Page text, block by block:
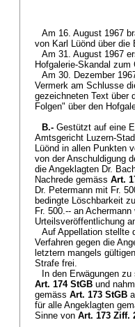
Am 16. August 1967
von Karl Lüönd über die
Am 31. August 1967
Hofgalerie-Skandal zum
Am 30. Dezember
Vermerk am Schlusse
gezeichneten Text über
Folgen" über den
B.- Gestützt auf eine
Amtsgericht Luzern-
Lüönd in allen Punkten
von der Anschuldigung
die Angeklagten Dr.
Nachrede gemäss Art.
Dr. Petermann mit Fr.
bedingte Löschbarkeit
Fr. 500.-- an
Urteilsveröffentlichung
Auf Appellation stellte
Verfahren gegen die
letztern mangels
Strafe frei.
In den Erwägungen
Art. 174 StGB und
gemäss Art. 173 StGB
für alle Angeklagten
Sinne von Art. 173 Ziff.